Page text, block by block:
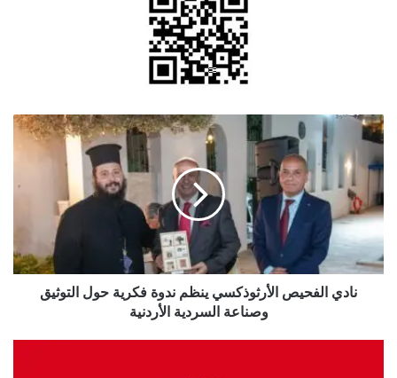
نادي
الفحيص
الأرثوذكسي
ينظم
ندوة
فكرية
حول
التوثيق
وصناعة
السرديةنادي الفحيص الأرثوذكسي ينظم ندوة فكرية حول التوثيق
وصناعة السردية الأردنية